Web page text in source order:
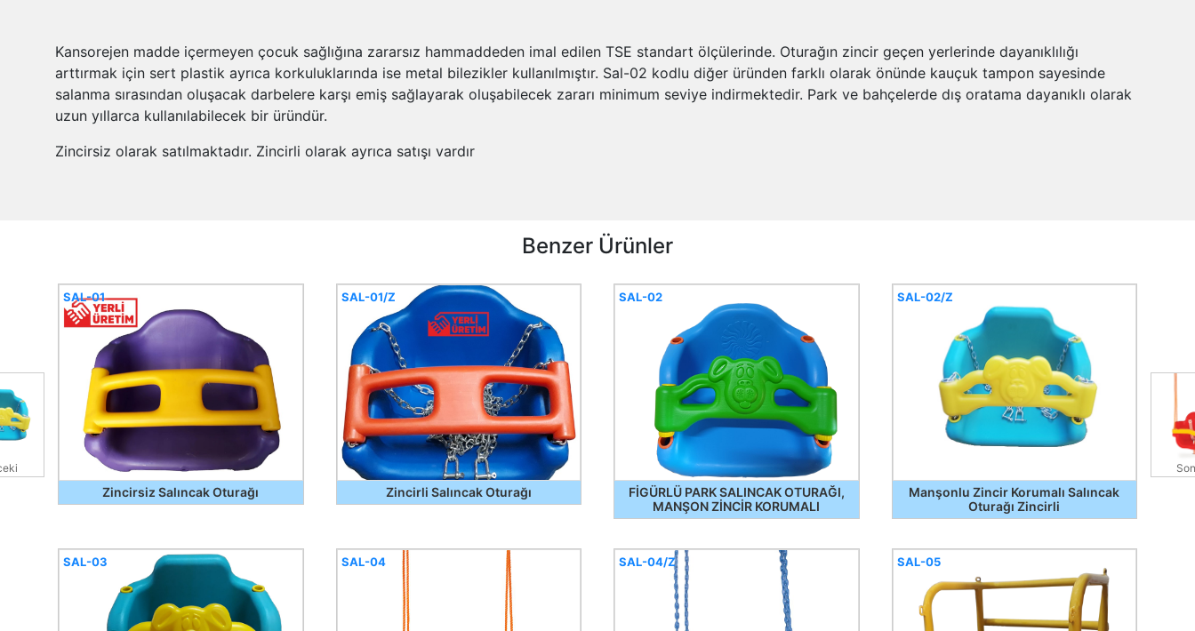
Kansorejen madde içermeyen çocuk sağlığına zararsız hammaddeden imal edilen TSE standart ölçülerinde. Oturağın zincir geçen yerlerinde dayanıklılığı
arttırmak için sert plastik ayrıca korkuluklarında ise metal bilezikler kullanılmıştır. Sal-02 kodlu diğer üründen farklı olarak önünde kauçuk tampon sayesinde
salanma sırasından oluşacak darbelere karşı emiş sağlayarak oluşabilecek zararı minimum seviye indirmektedir. Park ve bahçelerde dış oratama dayanıklı olarak
uzun yıllarca kullanılabilecek bir üründür.
Zincirsiz olarak satılmaktadır. Zincirli olarak ayrıca satışı vardır
Benzer Ürünler
Zincirsiz Salıncak Oturağı
SAL-01
Zincirli Salıncak Oturağı
SAL-01/Z
FİGÜRLÜ PARK SALINCAK OTURAĞI,
MANŞON ZİNCİR KORUMALI
SAL-02
Manşonlu Zincir Korumalı Salıncak
Oturağı Zincirli
SAL-02/Z
SAL-03 SAL-04 SAL-04/Z SAL-05